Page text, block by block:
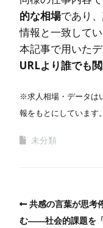
的な相場であり
情報と一致してい
本記事で用いた
URLより誰でも
※求人相場・データは
報をもとにしています。
未分類
共感の言葉が思考
む――社会的課題を